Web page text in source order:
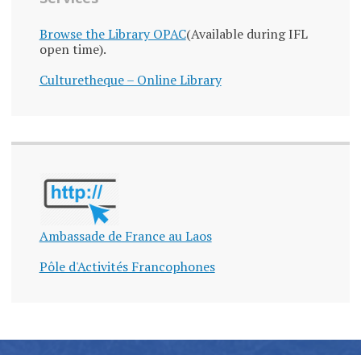
Browse the Library OPAC(Available during IFL
open time).
Culturetheque – Online Library
Ambassade de France au Laos
Pôle d'Activités Francophones